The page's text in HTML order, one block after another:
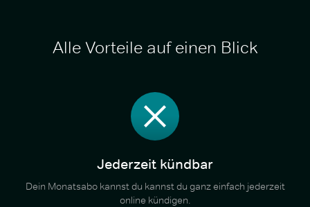
Alle Vorteile auf einen Blick
Jederzeit kündbar
Dein Monatsabo kannst du kannst du ganz einfach jederzeit
online kündigen.